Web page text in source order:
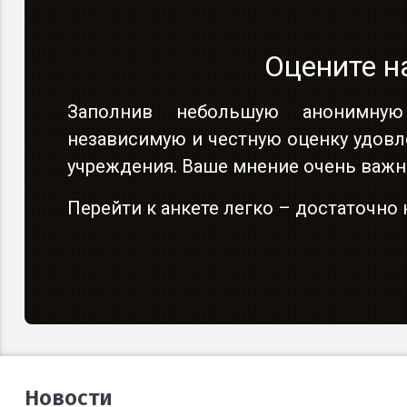
Оцените
Заполнив небольшую
независимую и честную оценку
учреждения. Ваше мнение очень
Перейти к анкете легко –
Оцените
Заполнив небольшую
независимую и честную оценку
учреждения. Ваше мнение очень
Перейти к анкете легко –
Оцените
Заполнив небольшую
независимую и честную оценку
учреждения. Ваше мнение очень
Перейти к анкете легко –
Новости